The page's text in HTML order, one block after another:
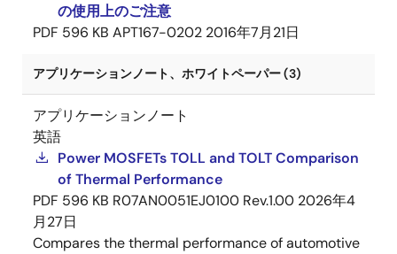
の使用上のご注意
PDF 596 KB APT167-0202 2016年7月21日
アプリケーションノート、ホワイトペーパー (3)
アプリケーションノート
英語
Power MOSFETs TOLL and TOLT Comparison
of Thermal Performance
PDF 596 KB R07AN0051EJ0100 Rev.1.00 2026年4
月27日
Compares the thermal performance of automotive